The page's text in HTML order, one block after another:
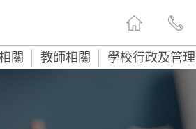
關 教師相關 學校行政及管理